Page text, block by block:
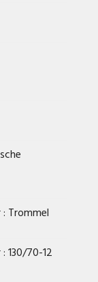
: Trommel
130/70-12